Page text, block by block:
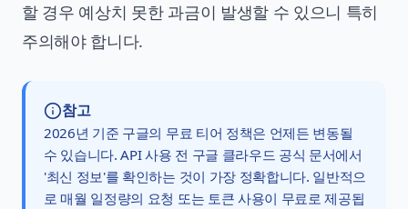
할 경우 예상치 못한 과금이 발생할 수 있으니 특히
주의해야 합니다.
참고
2026년 기준 구글의 무료 티어 정책은 언제든 변동될
수 있습니다. API 사용 전 구글 클라우드 공식 문서에서
'최신 정보'를 확인하는 것이 가장 정확합니다. 일반적으
로 매월 일정량의 요청 또는 토큰 사용이 무료로 제공됩